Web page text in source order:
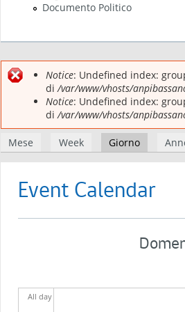
Documento Politico
Messaggio
Notice: Undefined index:
di/var/www/vhosts/
Notice: Undefined index:
di/var/www/vhosts/
Schede
Mese Week Giorno(scheda
Event Calendar
All day
Before
01
02